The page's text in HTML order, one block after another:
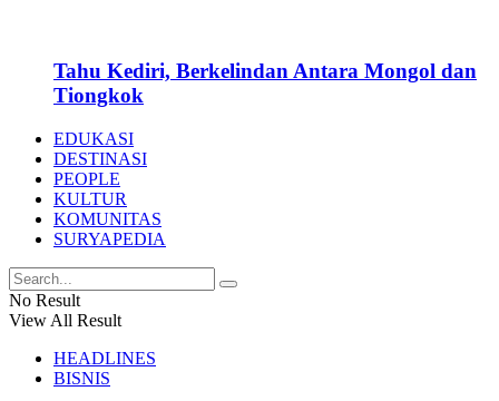
Tahu Kediri, Berkelindan Antara Mongol dan
Tiongkok
EDUKASI
DESTINASI
PEOPLE
KULTUR
KOMUNITAS
SURYAPEDIA
No Result
View All Result
HEADLINES
BISNIS